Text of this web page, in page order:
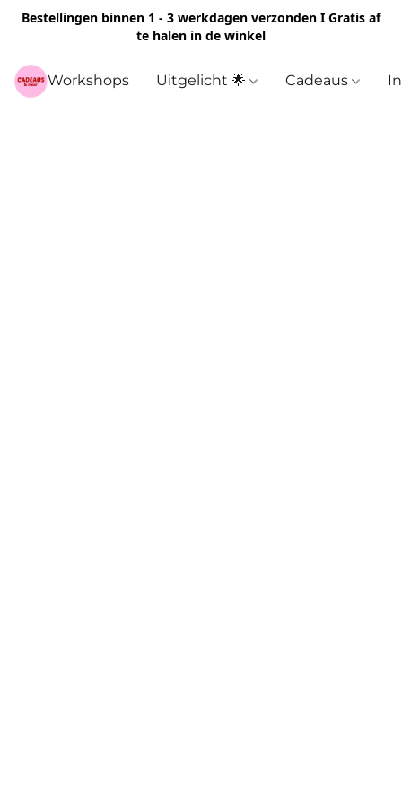
Bestellingen binnen 1 - 3 werkdagen verzonden I Gratis af
te halen in de winkel
Workshops Uitgelicht 🌟 Cadeaus